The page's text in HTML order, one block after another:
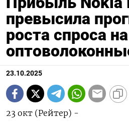
превысила
роста спроса на
23.10.2025
23 окт (Рейтер) -